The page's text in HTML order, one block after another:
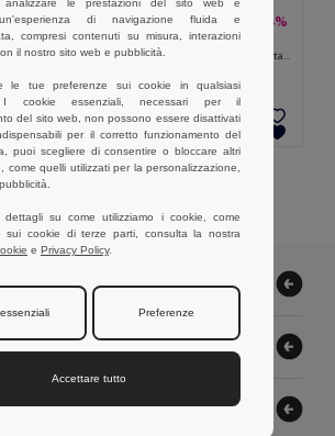
-41%
Pantaloni elasticizzati bicolore con diverse tasche (240g/m²), in cotone (46%), EME (38%) e poliestere (16%)
24,24 €43,17 € -44%
Velilla 36003
Pantaloni elasticizzati con diverse tasche (240g/m²), in cotone (46%), EME (38%) e poliestere (16%)
Aggiungi al carrello
Di Tutti I Prodotti.
di navigazione fluida e
compresi contenuti su misura, interazioni
il nostro sito web e pubblicità.
le tue preferenze sui cookie in qualsiasi
I cookie essenziali, necessari per il
del sito web, non possono essere disattivati
per il corretto funzionamento del
puoi scegliere di consentire o bloccare altri
come quelli utilizzati per la personalizzazione,
dettagli su come utilizziamo i cookie, come
sui cookie di terze parti, consulta la nostra
e Privacy Policy.
Preferenze
Accettare tutto